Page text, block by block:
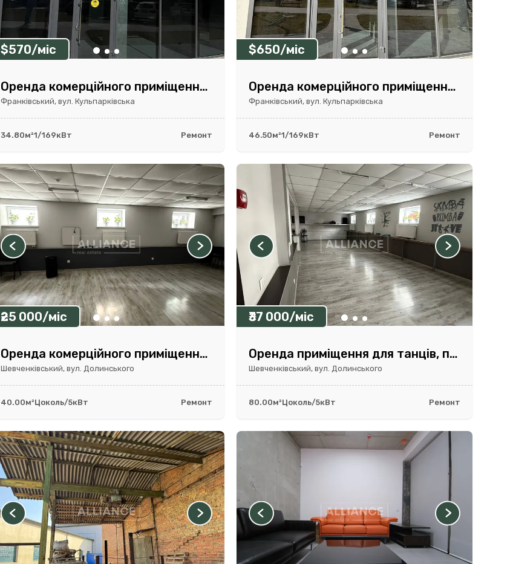
$570/міс
Оренда комерційного приміщення 34,8 м² | Parus City | фасад
Франківський, вул. Кульпарківська
34.80м²1/169кВт Ремонт
$650/міс
Оренда комерційного приміщення 46,5 м² в ЖК Parus City I Фасад
Франківський, вул. Кульпарківська
46.50м²1/169кВт Ремонт
₴25 000/міс
Оренда комерційного приміщення біля Forum Lviv | 40 м²
Шевченківський, вул. Долинського
40.00м²Цоколь/5кВт Ремонт
₴37 000/міс
Оренда приміщення для танців, пілатесу, індивідуальних занять I Центр
Шевченківський, вул. Долинського
80.00м²Цоколь/5кВт Ремонт